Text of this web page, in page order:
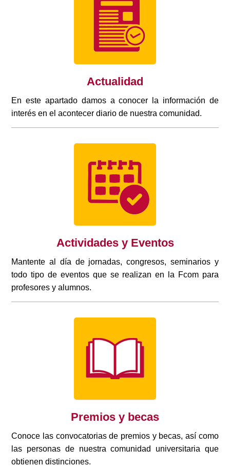
Actualidad
En este apartado damos a conocer la información de
interés en el acontecer diario de nuestra comunidad.
Actividades y Eventos
Mantente al día de jornadas, congresos, seminarios y
todo tipo de eventos que se realizan en la Fcom para
profesores y alumnos.
Premios y becas
Conoce las convocatorias de premios y becas, así como
las personas de nuestra comunidad universitaria que
obtienen distinciones.